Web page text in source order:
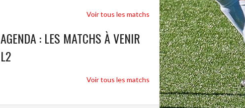
Voir tous les matchs
AGENDA : LES MATCHS À VENIR
L2
Voir tous les matchs